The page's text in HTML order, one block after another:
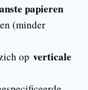
papieren
(minder
op verticale